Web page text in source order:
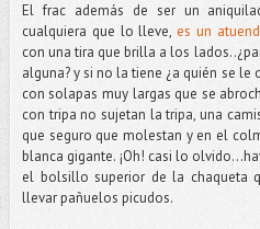
El frac además de ser un
cualquiera que lo lleve,es un
con una tira que brilla a los
alguna? y si no la tiene ¿a quién se le
con solapas muy largas que se
con tripa no sujetan la tripa, una
que seguro que molestan y en el
blanca gigante. ¡Oh! casi lo
el bolsillo superior de la chaqueta
llevar pañuelos picudos.